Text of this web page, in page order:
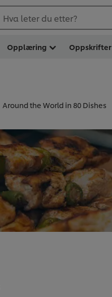
Hva leter du etter?
Opplæring Oppskrifter
Around the World in 80 Dishes